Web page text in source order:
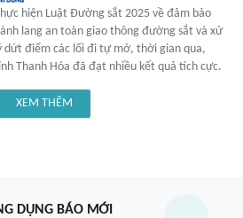
hiện Luật Đường sắt 2025 về đảm bảo
lang an toàn giao thông đường sắt và xử
dứt điểm các lối đi tự mở, thời gian qua,
Thanh Hóa đã đạt nhiều kết quả tích cực.
XEM THÊM
DỤNG BÁO MỚI